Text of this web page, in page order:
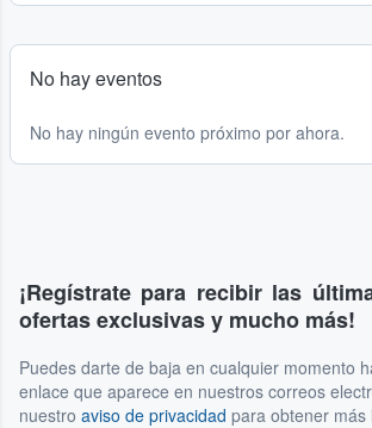
No hay eventos
No hay ningún evento próximo por ahora.
¡Regístrate para recibir las
ofertas exclusivas y mucho más!
Puedes darte de baja en cualquier momento
enlace que aparece en nuestros correos
nuestro aviso de privacidad para obtener más